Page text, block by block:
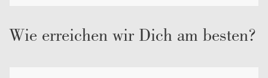
Wie erreichen wir Dich am besten?